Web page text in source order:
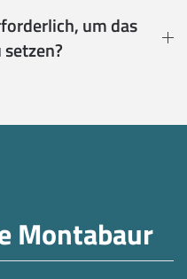
um das
Montabaur